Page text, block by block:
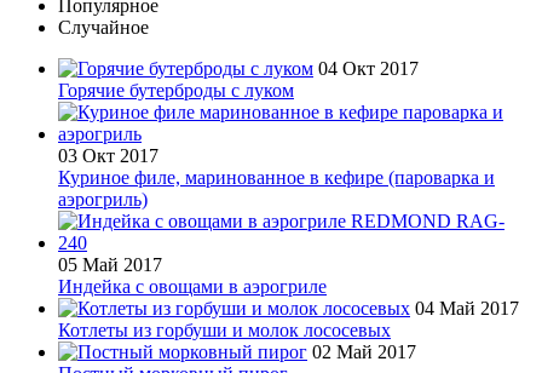
Популярное
Случайное
04 Окт 2017
Горячие бутерброды с луком
03 Окт 2017
Куриное филе, маринованное в кефире (пароварка и
аэрогриль)
05 Май 2017
Индейка с овощами в аэрогриле
04 Май 2017
Котлеты из горбуши и молок лососевых
02 Май 2017